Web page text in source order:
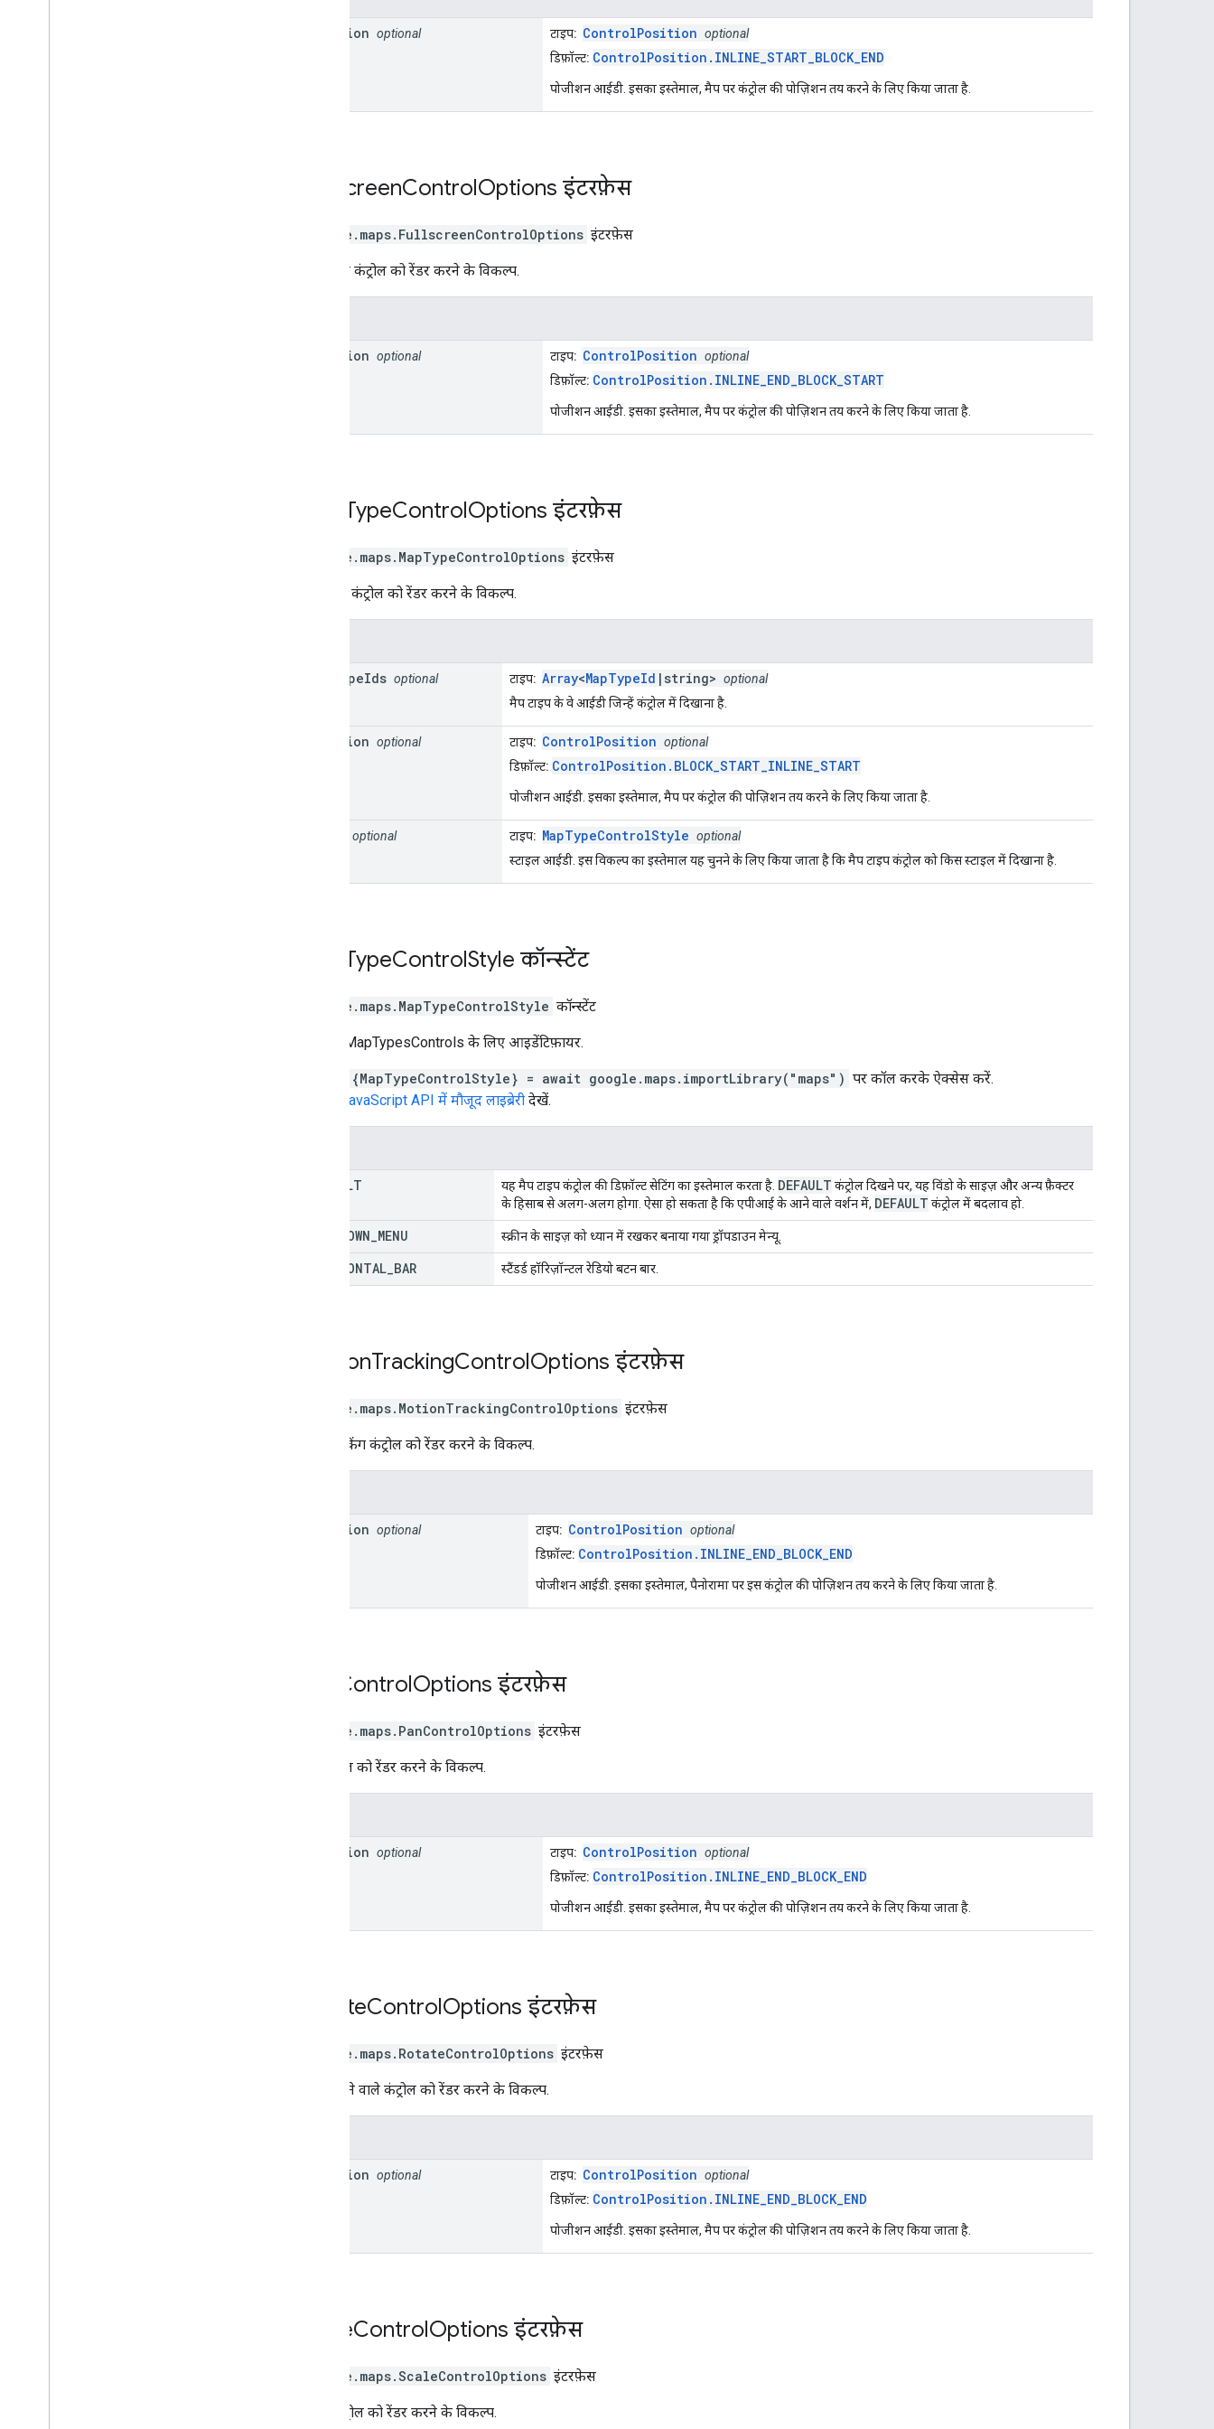
position optional टाइप: ControlPosition optional
डिफ़ॉल्ट: ControlPosition.INLINE_START_BLOCK_END
पोजीशन आईडी. इसका इस्तेमाल, मैप पर कंट्रोल की पोज़िशन तय करने के लिए किया जाता है.
FullscreenControlOptions इंटरफ़ेस
google.maps. FullscreenControlOptions इंटरफ़ेस
फ़ुलस्क्रीन कंट्रोल को रेंडर करने के विकल्प.
position optional टाइप: ControlPosition optional
डिफ़ॉल्ट: ControlPosition.INLINE_END_BLOCK_START
पोजीशन आईडी. इसका इस्तेमाल, मैप पर कंट्रोल की पोज़िशन तय करने के लिए किया जाता है.
TypeControlOptions इंटरफ़ेस
google.maps. MapTypeControlOptions इंटरफ़ेस
मैप टाइप कंट्रोल को रेंडर करने के विकल्प.
TypeIds optional टाइप: Array<MapTypeId |string> optional
मैप टाइप के वे आईडी जिन्हें कंट्रोल में दिखाना है.
position optional टाइप: ControlPosition optional
डिफ़ॉल्ट: ControlPosition.BLOCK_START_INLINE_START
पोजीशन आईडी. इसका इस्तेमाल, मैप पर कंट्रोल की पोज़िशन तय करने के लिए किया जाता है.
optional टाइप: MapTypeControlStyle optional
स्टाइल आईडी. इस विकल्प का इस्तेमाल यह चुनने के लिए किया जाता है कि मैप टाइप कंट्रोल को किस स्टाइल में दिखाना है.
TypeControlStyle कॉन्स्टेंट
google.maps. MapTypeControlStyle कॉन्स्टेंट
सामान्य MapTypesControls के लिए आइडेंटिफ़ायर.
const {MapTypeControlStyle} = await google.maps.importLibrary("maps") पर कॉल करके ऐक्सेस करें.
Maps JavaScript API में मौजूद लाइब्रेरी देखें.
DEFAULT यह मैप टाइप कंट्रोल की डिफ़ॉल्ट सेटिंग का इस्तेमाल करता है. DEFAULT कंट्रोल दिखने पर, यह विंडो के साइज़ और अन्य फ़ैक्टर
के हिसाब से अलग-अलग होगा. ऐसा हो सकता है कि एपीआई के आने वाले वर्शन में, DEFAULT कंट्रोल में बदलाव हो.
DROPDOWN MENU स्क्रीन के साइज़ को ध्यान में रखकर बनाया गया ड्रॉपडाउन मेन्यू.
HORIZONTAL BAR स्टैंडर्ड हॉरिज़ॉन्टल रेडियो बटन बार.
MotionTrackingControlOptions इंटरफ़ेस
google.maps. MotionTrackingControlOptions इंटरफ़ेस
मोशन ट्रैकिंग कंट्रोल को रेंडर करने के विकल्प.
position optional टाइप: ControlPosition optional
डिफ़ॉल्ट: ControlPosition.INLINE_END_BLOCK_END
पोजीशन आईडी. इसका इस्तेमाल, पैनोरामा पर इस कंट्रोल की पोज़िशन तय करने के लिए किया जाता है.
ControlOptions इंटरफ़ेस
google.maps. PanControlOptions इंटरफ़ेस
पैन कंट्रोल को रेंडर करने के विकल्प.
position optional टाइप: ControlPosition optional
डिफ़ॉल्ट: ControlPosition.INLINE_END_BLOCK_END
पोजीशन आईडी. इसका इस्तेमाल, मैप पर कंट्रोल की पोज़िशन तय करने के लिए किया जाता है.
RotateControlOptions इंटरफ़ेस
google.maps. RotateControlOptions इंटरफ़ेस
रोटेट करने वाले कंट्रोल को रेंडर करने के विकल्प.
position optional टाइप: ControlPosition optional
डिफ़ॉल्ट: ControlPosition.INLINE_END_BLOCK_END
पोजीशन आईडी. इसका इस्तेमाल, मैप पर कंट्रोल की पोज़िशन तय करने के लिए किया जाता है.
ScaleControlOptions इंटरफ़ेस
google.maps.ScaleControlOptions इंटरफ़ेस
स्केल कंट्रोल को रेंडर करने के विकल्प.